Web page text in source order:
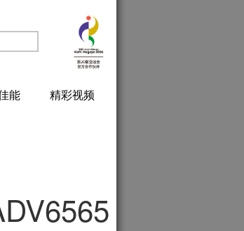
能 精彩视频